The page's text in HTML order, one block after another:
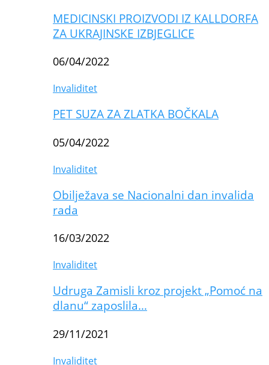
MEDICINSKI PROIZVODI IZ KALLDORFA
ZA UKRAJINSKE IZBJEGLICE
06/04/2022
Invaliditet
PET SUZA ZA ZLATKA BOČKALA
05/04/2022
Invaliditet
Obilježava se Nacionalni dan invalida
rada
16/03/2022
Invaliditet
Udruga Zamisli kroz projekt „Pomoć na
dlanu“ zaposlila…
29/11/2021
Invaliditet